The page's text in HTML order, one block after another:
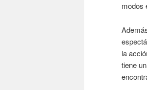
modos
la
tiene